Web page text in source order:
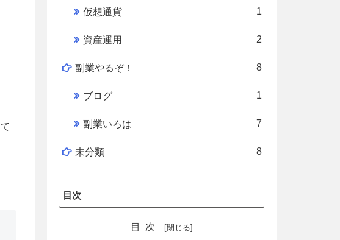
仮想通貨 1
資産運用 2
副業やるぞ！ 8
ブログ 1
副業いろは 7
未分類 8
目次
目次